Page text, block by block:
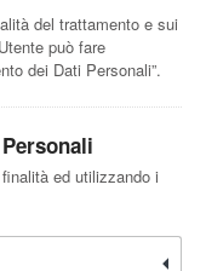
del trattamento e sui
può fare
dei Dati Personali”.
ed utilizzando i